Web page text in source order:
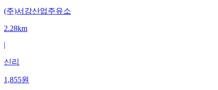
(주)서강산업주유소
2.28km
|
신리
1,855원